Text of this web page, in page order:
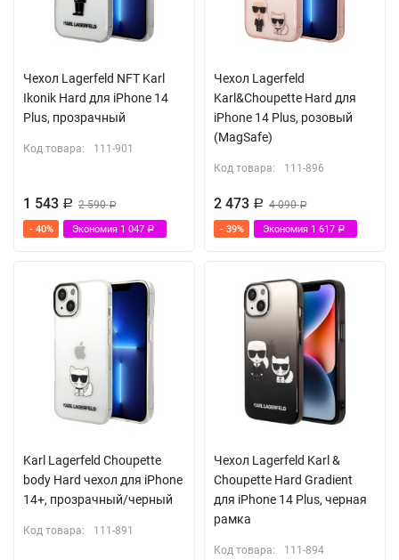
Чехол Lagerfeld NFT Karl
Ikonik Hard для iPhone 14
Plus, прозрачный
Код товара: 111-901
1 543 Р 2 590Р
- 40% Экономия 1 047 Р
Чехол Lagerfeld
Karl&Choupette Hard для
iPhone 14 Plus, розовый
(MagSafe)
Код товара: 111-896
2 473 Р 4 090Р
- 39% Экономия 1 617 Р
Karl Lagerfeld Choupette
body Hard чехол для iPhone
14+, прозрачный/черный
Код товара: 111-891
Чехол Lagerfeld Karl &
Choupette Hard Gradient
для iPhone 14 Plus, черная
рамка
Код товара: 111-894